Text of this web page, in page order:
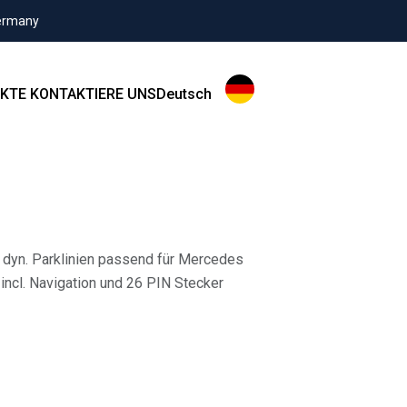
KONTAKTIERE UNSDeutsch
dyn. Parklinien passend für Mercedes
Navigation und 26 PIN Stecker